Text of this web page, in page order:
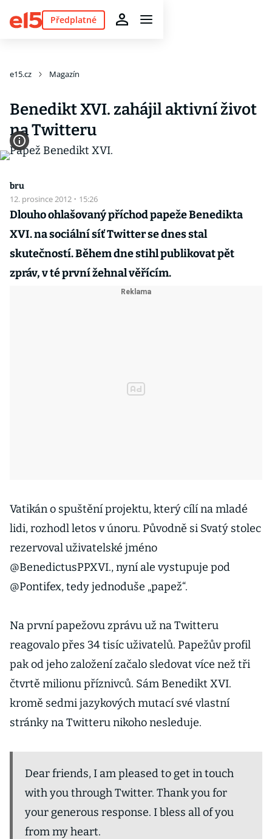
Předplatné
e15.cz Magazín
Benedikt XVI. zahájil aktivní život
na Twitteru
bru
12. prosince 2012 · 15:26
Dlouho ohlašovaný příchod papeže Benedikta
XVI. na sociální síť Twitter se dnes stal
skutečností. Během dne stihl publikovat pět
zpráv, v té první žehnal věřícím.
Vatikán o spuštění projektu, který cílí na mladé
lidi, rozhodl letos v únoru. Původně si Svatý stolec
rezervoval uživatelské jméno
@BenedictusPPXVI., nyní ale vystupuje pod
@Pontifex, tedy jednoduše „papež“.
Na první papežovu zprávu už na Twitteru
reagovalo přes 34 tisíc uživatelů. Papežův profil
pak od jeho založení začalo sledovat více než tři
čtvrtě milionu příznivců. Sám Benedikt XVI.
kromě sedmi jazykových mutací své vlastní
stránky na Twitteru nikoho nesleduje.
Dear friends, I am pleased to get in touch
with you through Twitter. Thank you for
your generous response. I bless all of you
from my heart.